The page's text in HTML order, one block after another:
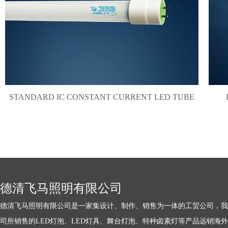
STANDARD IC CONSTANT CURRENT LED TUBE
德清飞马照明有限公司
德清飞马照明有限公司是一家集设计、制作、销售为一体的工贸公司，
司所销售的LED灯泡、LED灯具、舞台灯泡、特种卤素灯等产品远销海